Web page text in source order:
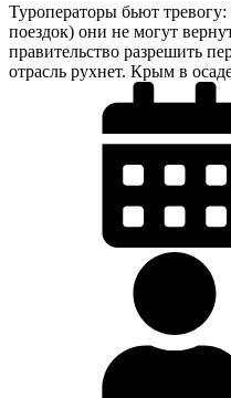
Туроператоры бьют
поездок) они не могут
правительство разрешить
отрасль рухнет. Крым в